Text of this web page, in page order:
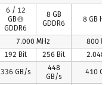
6 / 12
GB
GDDR6
8 GB
GDDR6
8 GB
7.000 MHz
800
192 Bit 256 Bit 2.048
336 GB/s
448
GB/s
410